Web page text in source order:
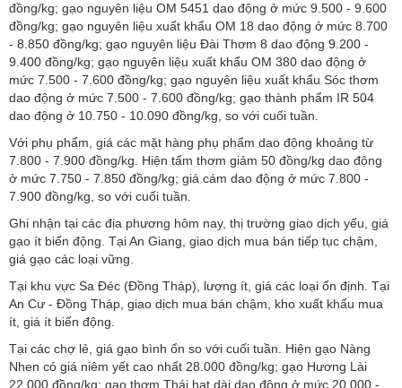
đồng/kg; gạo nguyên liệu OM 5451 dao động ở mức 9.500 - 9.600
đồng/kg; gạo nguyên liệu xuất khẩu OM 18 dao động ở mức 8.700
- 8.850 đồng/kg; gạo nguyên liệu Đài Thơm 8 dao động 9.200 -
9.400 đồng/kg; gạo nguyên liệu xuất khẩu OM 380 dao động ở
mức 7.500 - 7.600 đồng/kg; gạo nguyên liệu xuất khẩu Sóc thơm
dao động ở mức 7.500 - 7.600 đồng/kg; gạo thành phẩm IR 504
dao động ở 10.750 - 10.090 đồng/kg, so với cuối tuần.
Với phụ phẩm, giá các mặt hàng phụ phẩm dao động khoảng từ
7.800 - 7.900 đồng/kg. Hiện tấm thơm giảm 50 đồng/kg dao động
ở mức 7.750 - 7.850 đồng/kg; giá cám dao động ở mức 7.800 -
7.900 đồng/kg, so với cuối tuần.
Ghi nhận tại các địa phương hôm nay, thị trường giao dịch yếu, giá
gạo ít biến động. Tại An Giang, giao dịch mua bán tiếp tục chậm,
giá gạo các loại vững.
Tại khu vực Sa Đéc (Đồng Tháp), lượng ít, giá các loại ổn định. Tại
An Cư - Đồng Tháp, giao dịch mua bán chậm, kho xuất khẩu mua
ít, giá ít biến động.
Tại các chợ lẻ, giá gạo bình ổn so với cuối tuần. Hiện gạo Nàng
Nhen có giá niêm yết cao nhất 28.000 đồng/kg; gạo Hương Lài
22.000 đồng/kg; gạo thơm Thái hạt dài dao động ở mức 20.000 -